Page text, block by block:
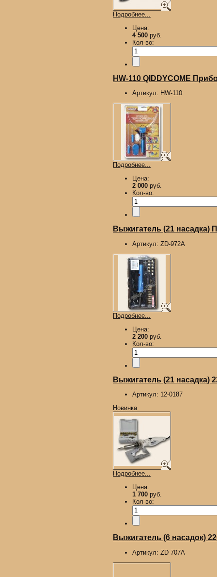
Подробнее...
Цена:
4 500 руб.
Кол-во:
HW-110 QIDDYCOME
Артикул: HW-110
Подробнее...
Цена:
2 000 руб.
Кол-во:
Выжигатель (21 насадка)
Артикул: ZD-972A
Подробнее...
Цена:
2 200 руб.
Кол-во:
Выжигатель (21 насадка)
Артикул: 12-0187
Новинка
Подробнее...
Цена:
1 700 руб.
Кол-во:
Выжигатель (6 насадок)
Артикул: ZD-707A